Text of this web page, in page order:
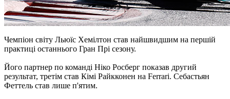
Чемпіон світу Льюїс Хемілтон став найшвидшим на першій
практиці останнього Гран Прі сезону.
Його партнер по команді Ніко Росберг показав другий
результат, третім став Кімі Райкконен на Ferrari. Себастьян
Феттель став лише п'ятим.